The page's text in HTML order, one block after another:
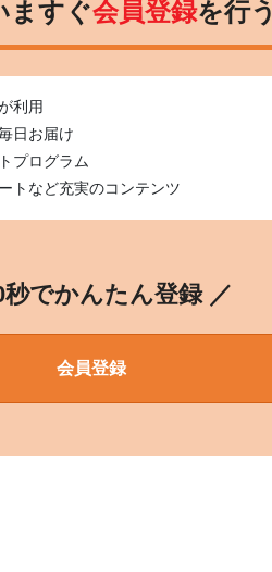
ますぐ会員登録を行う
利用
日お届け
プログラム
トなど充実のコンテンツ
秒でかんたん登録 ／
会員登録